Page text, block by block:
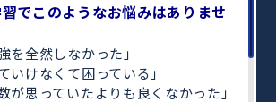
でこのようなお悩みはありませ
を全然しなかった」
いけなくて困っている」
が思っていたよりも良くなかった」